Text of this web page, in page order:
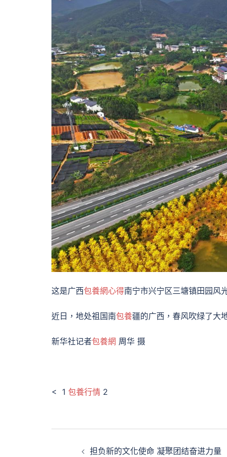
这是广西包養網心得南宁市兴宁区三塘镇田园风
近日，地处祖国南包養疆的广西，春风吹绿了大
新华社记者包養網 周华 摄
< 1 包養行情 2
担负新的文化使命 凝聚团结奋进力量